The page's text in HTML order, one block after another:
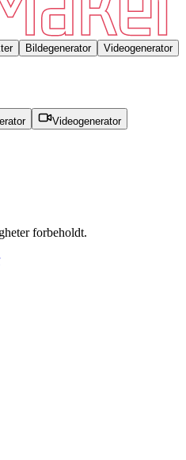
Bildegenerator
Videogenerator
Videogenerator
forbeholdt.